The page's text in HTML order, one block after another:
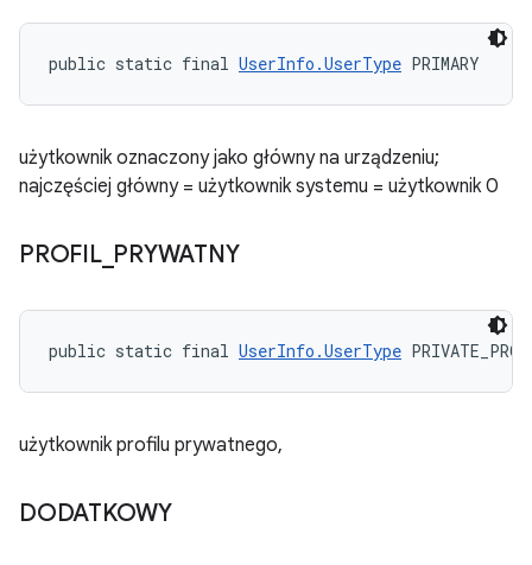
public static final UserInfo.UserType PRIMARY
użytkownik oznaczony jako główny na urządzeniu;
najczęściej główny = użytkownik systemu = użytkownik 0
PROFIL_ PRYWATNY
public static final UserInfo.UserType
użytkownik profilu prywatnego,
DODATKOWY